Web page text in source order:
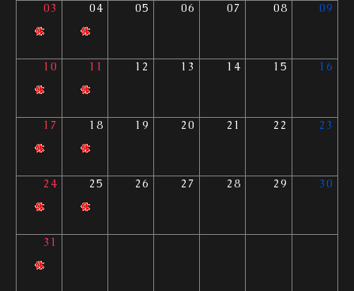
03 04 05 06 07 08 09
10 11 12 13 14 15 16
17 18 19 20 21 22 23
24 25 26 27 28 29 30
31